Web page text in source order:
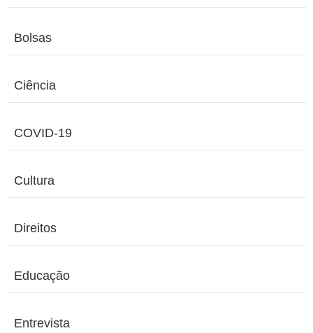
Bolsas
Ciência
COVID-19
Cultura
Direitos
Educação
Entrevista